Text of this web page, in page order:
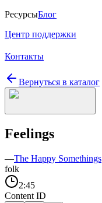
РесурсыБлог
Центр поддержки
Контакты
Вернуться в каталог
Feelings
—The Happy Somethings
folk
2:45
Content ID